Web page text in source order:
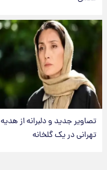
تصاویر جدید و دلبرانه از هدیه
تهرانی در یک گلخانه